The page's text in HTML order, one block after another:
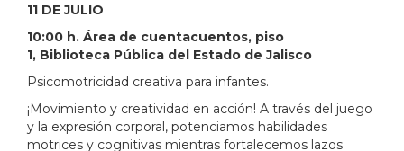
11 DE JULIO
10:00 h. Área de cuentacuentos, piso
1, Biblioteca Pública del Estado de Jalisco
Psicomotricidad creativa para infantes.
¡Movimiento y creatividad en acción! A través del juego
y la expresión corporal, potenciamos habilidades
motrices y cognitivas mientras fortalecemos lazos